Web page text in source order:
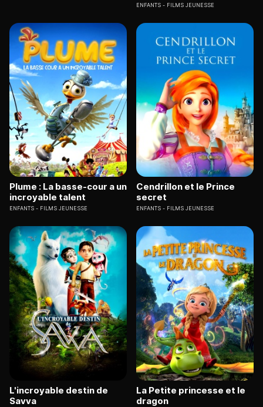
ENFANTS FILMS JEUNESSE
Plume : La basse-cour a un
incroyable talent
ENFANTS FILMS JEUNESSE
Cendrillon et le Prince
secret
ENFANTS FILMS JEUNESSE
L'incroyable destin de
Savva
La Petite princesse et le
dragon